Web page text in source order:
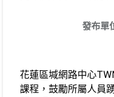
發布單
花蓮區堿網路中心
課程，鼓勵所屬人員